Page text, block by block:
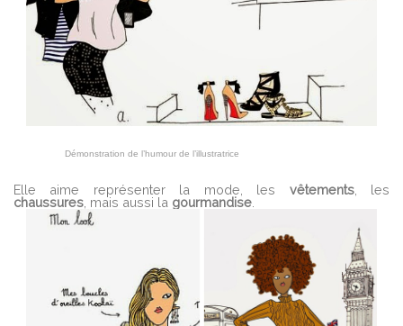
Démonstration de l’humour de l’illustratrice
Elle aime représenter la mode, les vêtements, les
chaussures , mais aussi la gourmandise